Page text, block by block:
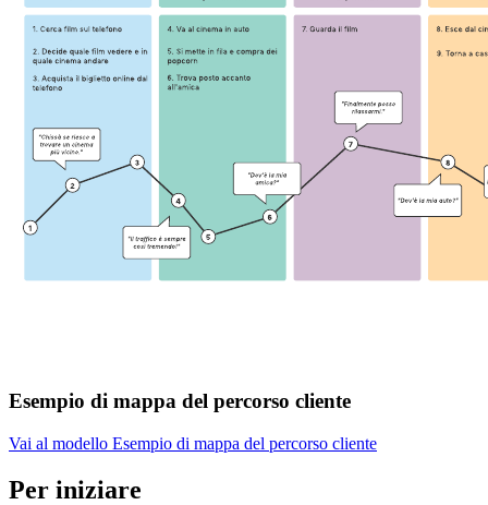
Esempio di mappa del percorso cliente
Vai al modello Esempio di mappa del percorso cliente
Per iniziare